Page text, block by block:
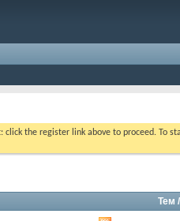
click the register link above to proceed. To
Тем